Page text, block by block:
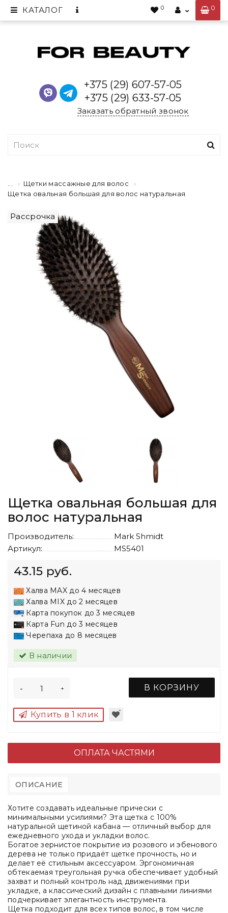
0
КАТАЛОГ 0
+375 (29) 607-57-05
+375 (29) 633-57-05
Заказать обратный звонок
Щетки массажные для волос
Щетка овальная большая для волос натуральная
Рассрочка
Щетка овальная большая для
волос натуральная
Производитель:
Mark Shmidt
Артикул:
MS5401
43.15 руб.
Халва MAX до 4 месяцев
Халва MIX до 2 месяцев
Карта покупок до 3 месяцев
Карта Fun до 3 месяцев
Черепаха до 8 месяцев
В наличии
+
- В КОРЗИНУ
Купить в 1 клик
ОПЛАТА ЧАСТЯМИ
ОПИСАНИЕ
Хотите создавать идеальные прически с
минимальными усилиями? Эта щетка с 100%
натуральной щетиной кабана — отличный выбор для
ежедневного ухода и укладки волос.
Богатое зернистое покрытие из розового и эбенового
дерева не только придаёт щетке прочность, но и
делает её стильным аксессуаром. Эргономичная
обтекаемая треугольная ручка обеспечивает удобный
захват и полный контроль над движениями при
укладке, а классический дизайн с плавными линиями
подчеркивает элегантность инструмента.
Щетка подходит для всех типов волос, в том числе